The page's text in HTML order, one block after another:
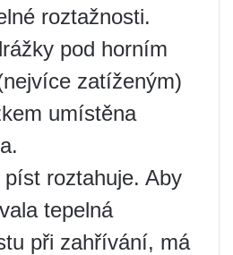
roztažnosti.
pod horním
zatíženým)
umístěna
roztahuje. Aby
tepelná
při zahřívání, má